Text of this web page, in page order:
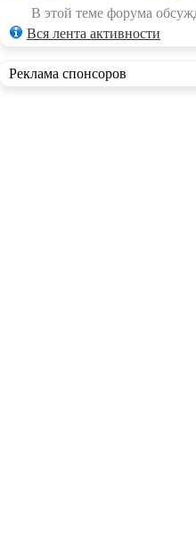
В этой теме форума
Вся лента активности
Реклама спонсоров